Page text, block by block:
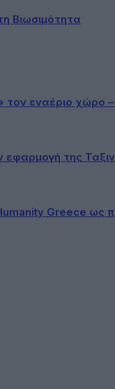
Βιωσιμότητα
τον εναέριο
εφαρμογή της
Greece ως